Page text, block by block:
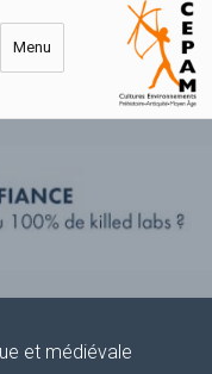
Menu
et médiévale